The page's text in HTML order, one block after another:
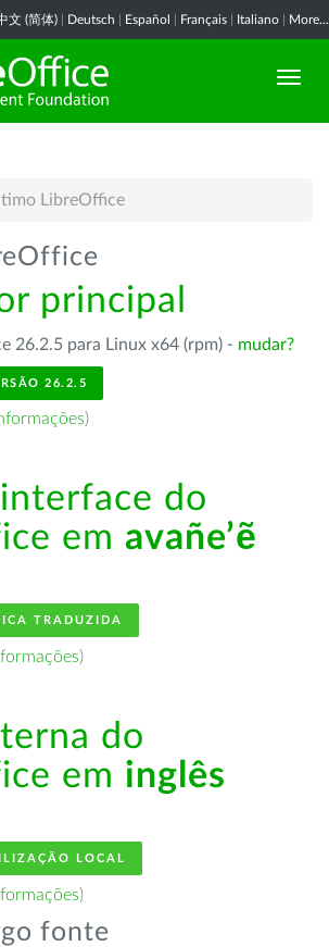
文 (简体) Deutsch Español Français Italiano More...
LibreOffice
principal
26.2.5 para Linux x64 (rpm) - mudar?
26.2.5
)
do
em avañe’ẽ
TRADUZIDA
)
do
em inglês
LOCAL
)
fonte